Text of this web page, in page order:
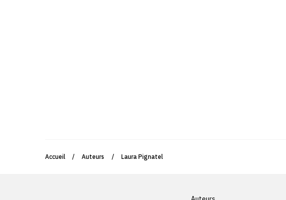
Accueil / Auteurs / Laura Pignatel